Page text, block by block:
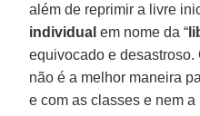
além de reprimir a livre
individual em nome da “
equivocado e
não é a melhor maneira
e com as classes e nem